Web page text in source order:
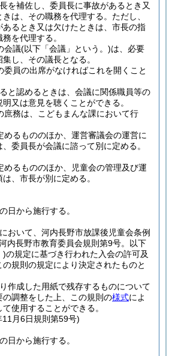
を補佐し、委員長に事故があるとき又
は、その職務を代理する。 ただし、
るとき又は欠けたときは、市長の指
を代理する。
会議(以下「会議」という。)は、必要
し、その議長となる。
委員の出席がなければこれを開くこと
と認めるときは、会議に関係職員等の
又は意見を聴くことができる。
庶務は、こどもまんな課において行
めるもののほか、運営審議会の運営に
委員長が会議に諮って別に定める。
めるもののほか、児童会の管理及び運
、市長が別に定める。
日から施行する。
おいて、河内長野市放課後児童会条例
内長野市教育委員会規則第9号。以下
)の規定に基づき行われた入会の許可及
規則の規定により決定されたものと
作成した用紙で残存するものについて
の調整をした上、この規則の様式によ
使用することができる。
11月6日規則第59号)
日から施行する。